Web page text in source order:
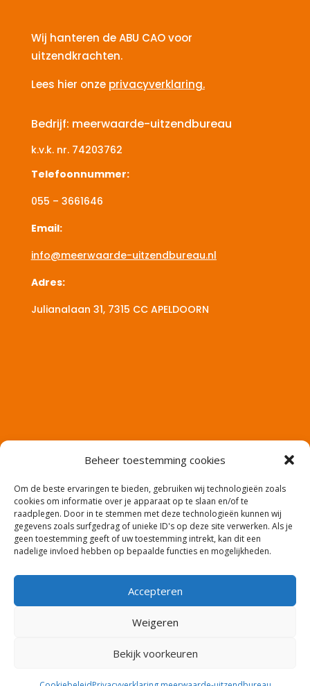
Beheer toestemming cookies
Om de beste ervaringen te bieden, gebruiken wij technologieën zoals
cookies om informatie over je apparaat op te slaan en/of te
raadplegen. Door in te stemmen met deze technologieën kunnen wij
gegevens zoals surfgedrag of unieke ID's op deze site verwerken. Als je
geen toestemming geeft of uw toestemming intrekt, kan dit een
nadelige invloed hebben op bepaalde functies en mogelijkheden.
Accepteren
Weigeren
Bekijk voorkeuren
Wij hanteren de ABU CAO voor
uitzendkrachten.
Lees hier onze privacyverklaring.
Bedrijf: meerwaarde-uitzendbureau
k.v.k. nr.74203762
Telefoonnummer:
055 – 3661646
Email:
info@meerwaarde-uitzendbureau.nl
Adres:
Julianalaan 31, 7315 CCAPELDOORN
Website en productie: Co2media.nl – Copyright:
meerwaarde-uitzendbureau